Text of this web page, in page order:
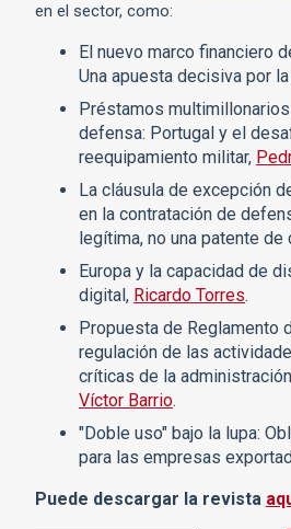
en el sector, como:
El nuevo marco financiero
Una apuesta decisiva por
Préstamos multimillonarios
defensa: Portugal y el
reequipamiento militar,
La cláusula de excepción
en la contratación de
legítima, no una patente de
Europa y la capacidad de
digital, Ricardo Torres.
Propuesta de Reglamento
regulación de las
críticas de la
Víctor Barrio.
"Doble uso" bajo la lupa:
para las empresas
Puede descargar la revista